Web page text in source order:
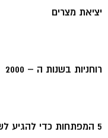
יציאת מצרים
רוחניות בשנות ה – 2000
5 המפתחות כדי להגיע לשלמות